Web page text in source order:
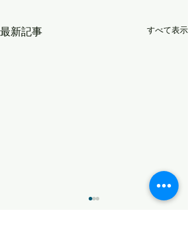
最新記事 すべて表示